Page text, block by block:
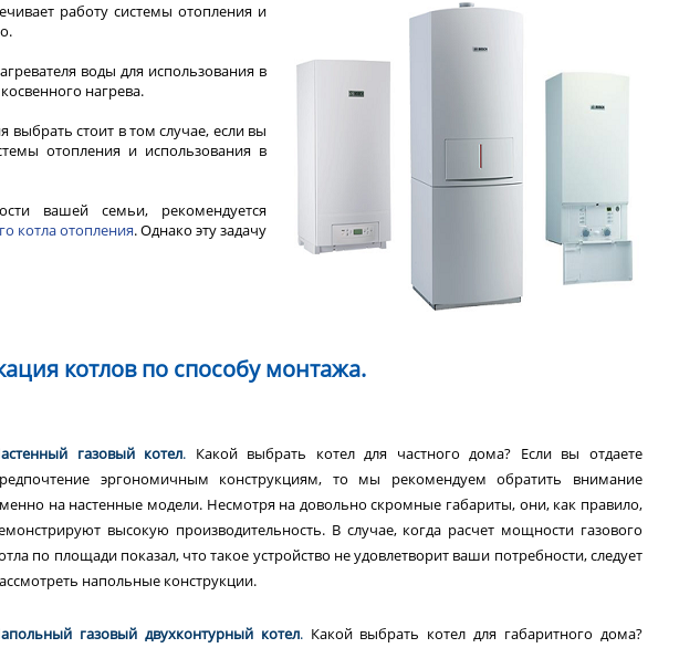
работу системы отопления и
воды для использования в
нагрева.
стоит в том случае, если вы
отопления и использования в
вашей семьи, рекомендуется
котла отопления. Однако эту задачу
котлов по способу монтажа.
газовый котел. Какой выбрать котел для частного дома? Если вы отдаете
эргономичным конструкциям, то мы рекомендуем обратить внимание
на настенные модели. Несмотря на довольно скромные габариты, они, как правило,
высокую производительность. В случае, когда расчет мощности газового
по площади показал, что такое устройство не удовлетворит ваши потребности, следует
напольные конструкции.
газовый двухконтурный котел.Какой выбрать котел для габаритного дома?